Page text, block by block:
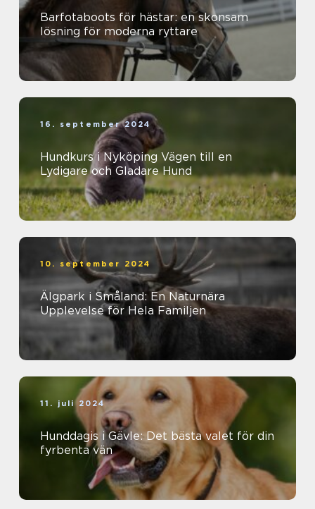
Barfotaboots för hästar: en skonsam
lösning för moderna ryttare
16. september 2024
Hundkurs i Nyköping Vägen till en
Lydigare och Gladare Hund
10. september 2024
Älgpark i Småland: En Naturnära
Upplevelse för Hela Familjen
11. juli 2024
Hunddagis i Gävle: Det bästa valet för din
fyrbenta vän